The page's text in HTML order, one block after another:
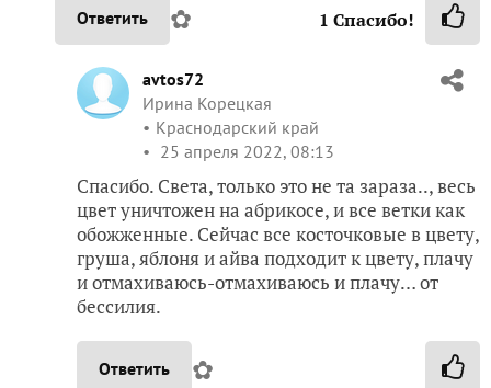
Ответить ✿ 1 Спасибо!
avtos72
Ирина Корецкая
Краснодарский край
25 апреля 2022, 08:13
Спасибо. Света, только это не та зараза.., весь
цвет уничтожен на абрикосе, и все ветки как
обожженные. Сейчас все косточковые в цвету,
груша, яблоня и айва подходит к цвету, плачу
и отмахиваюсь-отмахиваюсь и плачу… от
бессилия.
Ответить ✿